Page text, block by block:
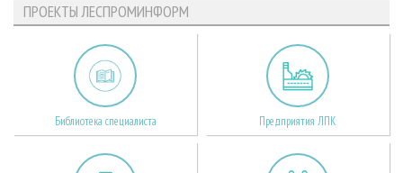
ПРОЕКТЫ ЛЕСПРОМИНФОРМ
Библиотека специалиста Предприятия ЛПК